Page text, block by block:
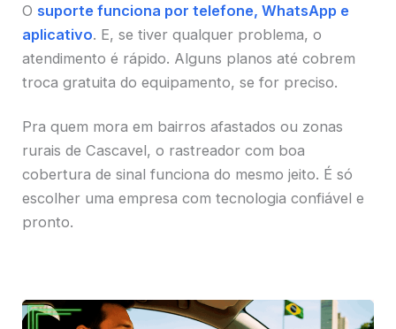
O suporte funciona por telefone, WhatsApp e
aplicativo. E, se tiver qualquer problema, o
atendimento é rápido. Alguns planos até cobrem
troca gratuita do equipamento, se for preciso.
Pra quem mora em bairros afastados ou zonas
rurais de Cascavel, o rastreador com boa
cobertura de sinal funciona do mesmo jeito. É só
escolher uma empresa com tecnologia confiável e
pronto.